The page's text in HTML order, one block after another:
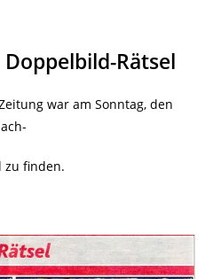
Rätsel
war am Sonntag, den
zu finden.